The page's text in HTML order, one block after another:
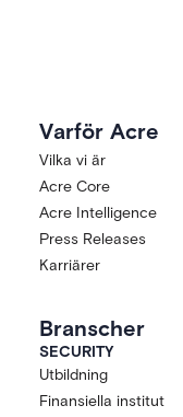
Varför Acre
Vilka vi är
Acre Core
Acre Intelligence
Press Releases
Karriärer
Branscher
SECURITY
Utbildning
Finansiella institut